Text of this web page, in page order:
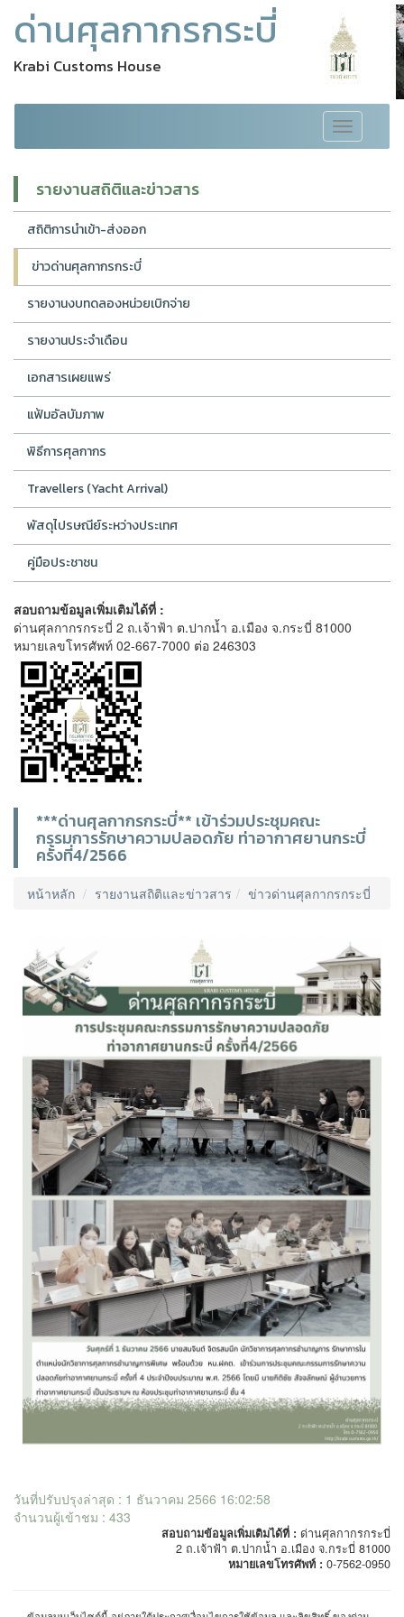
ด่านศุลกากรกระบี่
Krabi Customs House
Toggle
navigation
รายงานสถิติและข่าวสาร
สถิติการนำเข้า-ส่งออก
ข่าวด่านศุลกากรกระบี่
รายงานงบทดลองหน่วยเบิกจ่าย
รายงานประจำเดือน
เอกสารเผยแพร่
แฟ้มอัลบัมภาพ
พิธีการศุลกากร
Travellers (Yacht Arrival)
พัสดุไปรษณีย์ระหว่างประเทศ
คู่มือประชาชน
สอบถามข้อมูลเพิ่มเติมได้ที่ :
ด่านศุลกากรกระบี่ 2 ถ.เจ้าฟ้า ต.ปากน้ำ อ.เมือง จ.กระบี่ 81000
หมายเลขโทรศัพท์ 02-667-7000 ต่อ 246303
***ด่านศุลกากรกระบี่** เข้าร่วมประชุมคณะ
กรรมการรักษาความปลอดภัย ท่าอากาศยานกระบี่
ครั้งที่4/2566
หน้าหลัก รายงานสถิติและข่าวสาร ข่าวด่านศุลกากรกระบี่
วันที่ปรับปรุงล่าสุด : 1 ธันวาคม 2566 16:02:58
จำนวนผู้เข้าชม : 433
สอบถามข้อมูลเพิ่มเติมได้ที่ : ด่านศุลกากรกระบี่
2 ถ.เจ้าฟ้า ต.ปากน้ำ อ.เมือง จ.กระบี่ 81000
หมายเลขโทรศัพท์ : 0-7562-0950